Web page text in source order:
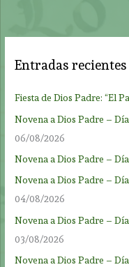
Entradas recientes
Fiesta de Dios Padre: “El
Novena a Dios Padre –
06/08/2026
Novena a Dios Padre –
Novena a Dios Padre –
04/08/2026
Novena a Dios Padre –
03/08/2026
Novena a Dios Padre –